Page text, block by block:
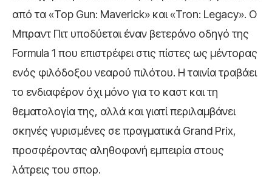
από τα «Top Gun: Maverick» και «Tron: Legacy». Ο
Μπραντ Πιτ υποδύεται έναν βετεράνο οδηγό της
Formula 1 που επιστρέφει στις πίστες ως μέντορας
ενός φιλόδοξου νεαρού πιλότου. Η ταινία τραβάει
το ενδιαφέρον όχι μόνο για το καστ και τη
θεματολογία της, αλλά και γιατί περιλαμβάνει
σκηνές γυρισμένες σε πραγματικά Grand Prix,
προσφέροντας αληθοφανή εμπειρία στους
λάτρεις του σπορ.